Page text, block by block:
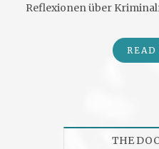
Reflexionen über
READ
THE